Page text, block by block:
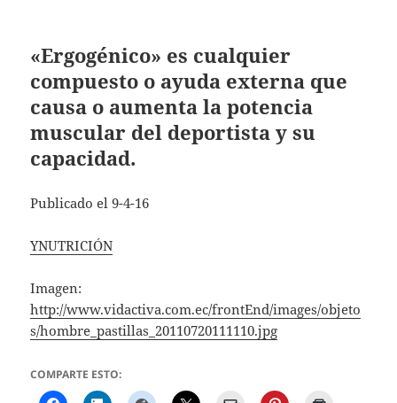
«Ergogénico» es cualquier
compuesto o ayuda externa que
causa o aumenta la potencia
muscular del deportista y su
capacidad.
Publicado el 9-4-16
YNUTRICIÓN
Imagen:
http://www.vidactiva.com.ec/frontEnd/images/objeto
s/hombre_pastillas_20110720111110.jpg
COMPARTE ESTO: